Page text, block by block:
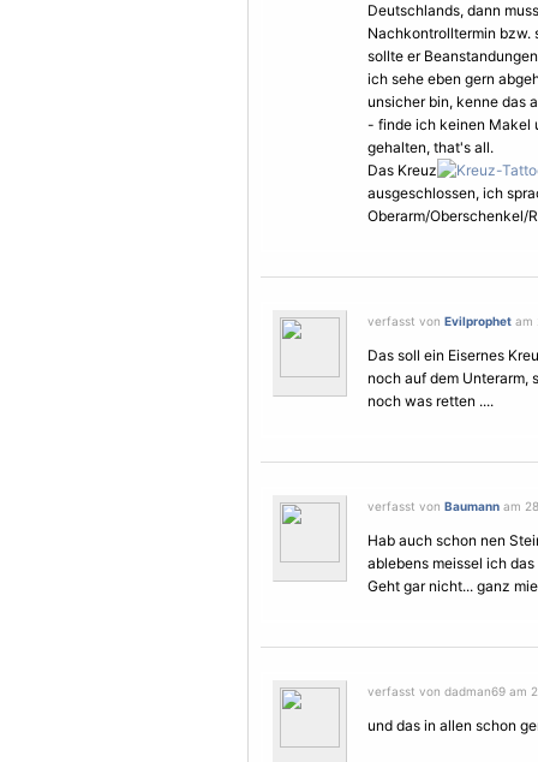
Deutschlands, dann
Nachkontrolltermin bzw.
sollte er
ich sehe eben gern
unsicher bin, kenne das
- finde ich keinen Makel
gehalten, that's all.
Das Kreuz
ausgeschlossen, ich
Oberarm/Oberschenkel/
verfasst von Evilprophet am
Das soll ein Eisernes
noch auf dem Unterarm,
noch was retten ....
verfasst von Baumann am
Hab auch schon nen
ablebens meissel ich
Geht gar nicht... ganz
verfasst von dadman69 am
und das in allen schon